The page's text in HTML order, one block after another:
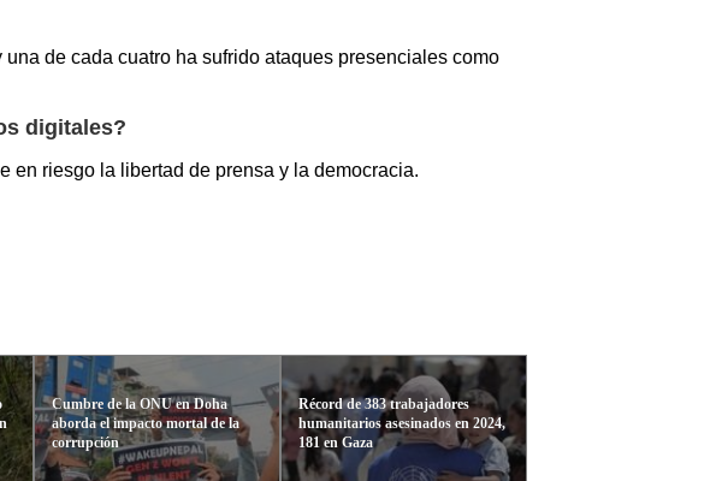
de cada cuatro ha sufrido ataques presenciales como
digitales?
en riesgo la libertad de prensa y la democracia.
Cumbre de la ONU en Doha
aborda el impacto mortal de la
corrupción
Récord de 383 trabajadores
humanitarios asesinados en 2024,
181 en Gaza